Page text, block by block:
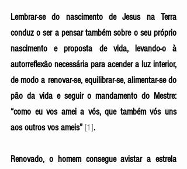
Lembrar-se do nascimento de Jesus na Terra
conduz o ser a pensar também sobre o seu próprio
nascimento e proposta de vida, levando-o à
autorreflexão necessária para acender a luz interior,
de modo a renovar-se, equilibrar-se, alimentar-se do
pão da vida e seguir o mandamento do Mestre:
“como eu vos amei a vós, que também vós uns
aos outros vos ameis” [1].
Renovado, o homem consegue avistar a estrela